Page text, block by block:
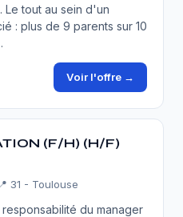
Le tout au sein d'un
: plus de 9 parents sur 10
Voir l'offre →
(F/H) (H/F)
📍 31 - Toulouse
du manager